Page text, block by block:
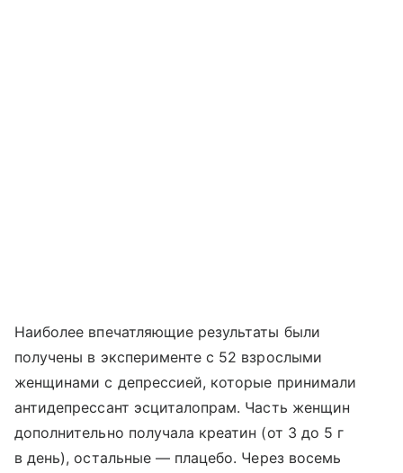
Наиболее впечатляющие результаты были
получены в эксперименте с 52 взрослыми
женщинами с депрессией, которые принимали
антидепрессант эсциталопрам. Часть женщин
дополнительно получала креатин (от 3 до 5 г
в день), остальные — плацебо. Через восемь